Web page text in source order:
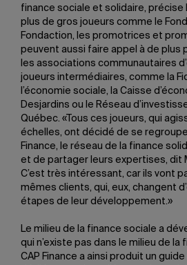
finance sociale et solidaire, précise
plus de gros joueurs comme le
Fondaction, les promotrices et
peuvent aussi faire appel à de plus
les associations communautaires
joueurs intermédiaires, comme la
l’économie sociale, la Caisse
Desjardins ou le Réseau
Québec. «Tous ces joueurs, qui
échelles, ont décidé de se
Finance, le réseau de la finance
et de partager leurs expertises, dit
C’est très intéressant, car ils vont
mêmes clients, qui, eux, changent
étapes de leur développement.»
Le milieu de la finance sociale a
qui n’existe pas dans le milieu de la
CAP Finance a ainsi produit un